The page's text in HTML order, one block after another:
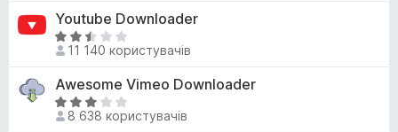
5
4
,
3
5
і
н
к
2
,
8
Youtube Downloader
О
ц
н
к
11 140 користувачів
Awesome Vimeo Downloader
О
ц 8 638 користувачів